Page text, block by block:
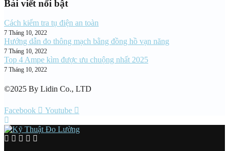
Bài viết nổi bật
Cách kiểm tra tụ điện an toàn
7 Tháng 10, 2022
Hướng dẫn đo thông mạch bằng đồng hồ vạn năng
7 Tháng 10, 2022
Top 4 Ampe kìm được ưu chuộng nhất 2025
7 Tháng 10, 2022
©2025 By Lidin Co., LTD
Facebook Youtube